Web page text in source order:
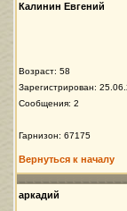
Калинин Евгений
Возраст: 58
Зарегистрирован:
Сообщения: 2
Гарнизон: 67175
Вернуться к началу
аркадий